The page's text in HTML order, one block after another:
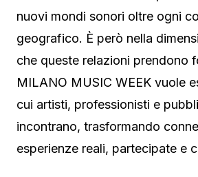
nuovi mondi sonori oltre ogni
geografico. È però nella
che queste relazioni prendono
MILANO MUSIC WEEK vuole
cui artisti, professionisti e
incontrano, trasformando
esperienze reali, partecipate e